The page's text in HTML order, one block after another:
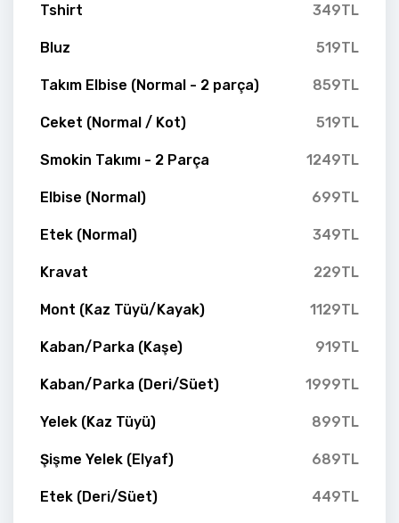
Tshirt 349TL
Bluz 519TL
Takım Elbise (Normal - 2 parça) 859TL
Ceket (Normal / Kot) 519TL
Smokin Takımı - 2 Parça 1249TL
Elbise (Normal) 699TL
Etek (Normal) 349TL
Kravat 229TL
Mont (Kaz Tüyü/Kayak) 1129TL
Kaban/Parka (Kaşe) 919TL
Kaban/Parka (Deri/Süet) 1999TL
Yelek (Kaz Tüyü) 899TL
Şişme Yelek (Elyaf) 689TL
Etek (Deri/Süet) 449TL